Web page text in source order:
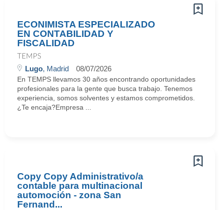
ECONIMISTA ESPECIALIZADO
EN CONTABILIDAD Y
FISCALIDAD
TEMPS
Lugo, Madrid 08/07/2026
En TEMPS llevamos 30 años encontrando oportunidades
profesionales para la gente que busca trabajo. Tenemos
experiencia, somos solventes y estamos comprometidos.
¿Te encaja?Empresa ...
Copy Copy Administrativo/a
contable para multinacional
automoción - zona San
Fernand...